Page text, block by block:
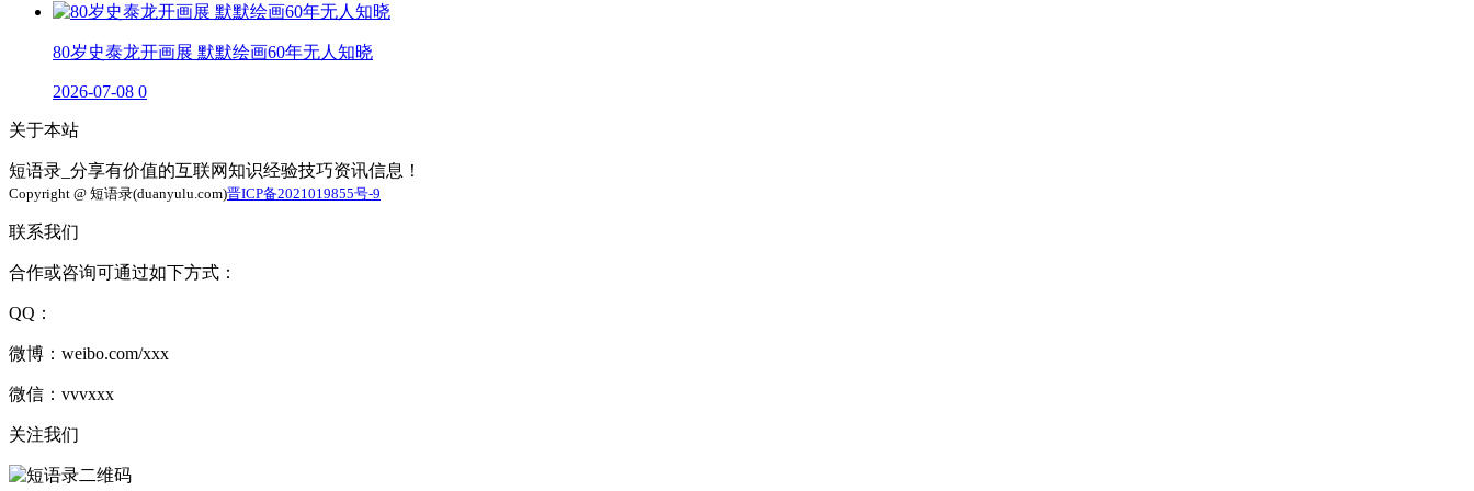
80岁史泰龙开画展 默默绘画60年无人知晓
2026-07-08 0
关于本站
短语录_分享有价值的互联网知识经验技巧资讯信息！
Copyright @ 短语录(duanyulu.com)晋ICP备2021019855号-9
联系我们
合作或咨询可通过如下方式：
QQ：
微博：weibo.com/xxx
微信：vvvxxx
关注我们